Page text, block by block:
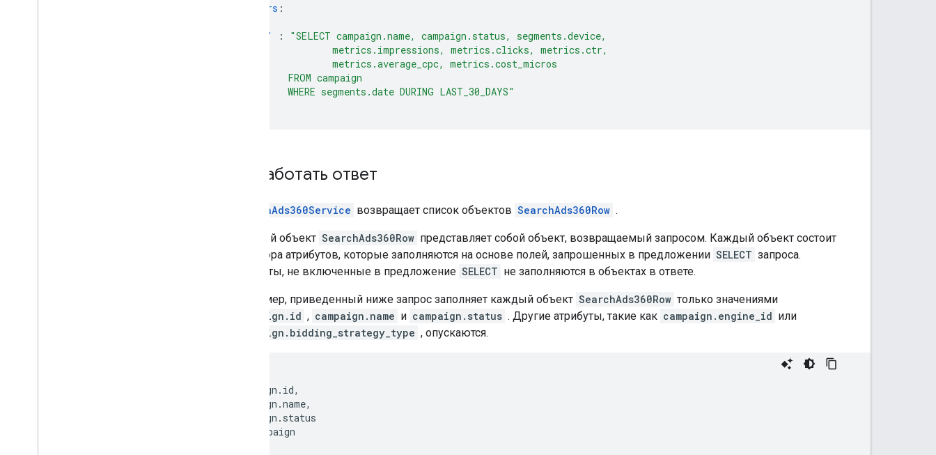
ters :
"query"
:
"SELECT campaign.name, campaign.status, segments.device,
                    metrics.impressions, metrics.clicks, metrics.ctr,
                    metrics.average_cpc, metrics.cost_micros
            FROM campaign
            WHERE segments.date DURING LAST_30_DAYS"
Обработать ответ
SearchAds360Service возвращает список объектов SearchAds360Row .
Каждый объект SearchAds360Row представляет собой объект, возвращаемый запросом. Каждый объект состоит
из набора атрибутов, которые заполняются на основе полей, запрошенных в предложении SELECT запроса.
Атрибуты, не включенные в предложение SELECT не заполняются в объектах в ответе.
Например, приведенный ниже запрос заполняет каждый объект SearchAds360Row только значениями
campaign.id , campaign.name и campaign.status . Другие атрибуты, такие как campaign.engine_id или
campaign.bidding_strategy_type , опускаются.
campaign . id,
campaign .name,
campaign . status
campaign